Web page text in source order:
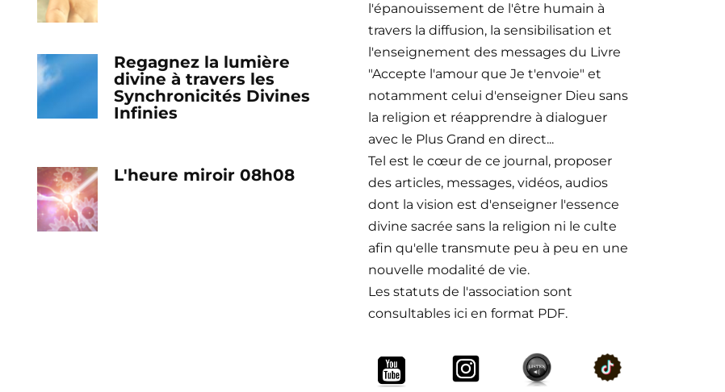
Regagnez la lumière
divine à travers les
Synchronicités Divines
Infinies
L'heure miroir 08h08
l'épanouissement de l'être humain à
travers la diffusion, la sensibilisation et
l'enseignement des messages du Livre
"Accepte l'amour que Je t'envoie" et
notamment celui d'enseigner Dieu sans
la religion et réapprendre à dialoguer
avec le Plus Grand en direct...
Tel est le cœur de ce journal, proposer
des articles, messages, vidéos, audios
dont la vision est d'enseigner l'essence
divine sacrée sans la religion ni le culte
afin qu'elle transmute peu à peu en une
nouvelle modalité de vie.
Les statuts de l'association sont
consultables ici en format PDF.